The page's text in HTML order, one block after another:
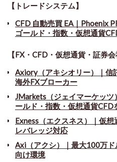
【トレードシステム】
CFD 自動売買 EA｜Phoenix
ゴールド・指数・仮想通貨
【FX・CFD・仮想通貨・証券会
Axiory（アキシオリー）｜信
海外FXブローカー
JMarkets（ジェイマーケッ
ールド・指数・仮想通貨CFD
Exness（エクスネス）｜仮
レバレッジ対応
Axi（アクシ）｜最大100万
向け環境